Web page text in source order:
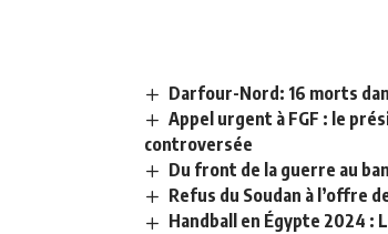
Darfour-Nord: 16 morts
Appel urgent à FGF : le
controversée
Du front de la guerre au
Refus du Soudan à l’offre
Handball en Égypte 2024 :